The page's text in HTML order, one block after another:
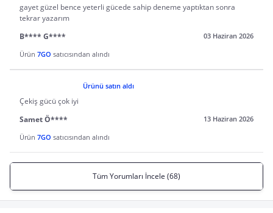
gayet güzel bence yeterli gücede sahip deneme yaptıktan sonra
tekrar yazarım
B**** G****
03 Haziran 2026
Ürün 7GO satıcısından alındı
Ürünü satın aldı
Çekiş gücü çok iyi
Samet Ö****
13 Haziran 2026
Ürün 7GO satıcısından alındı
Tüm Yorumları İncele (68)